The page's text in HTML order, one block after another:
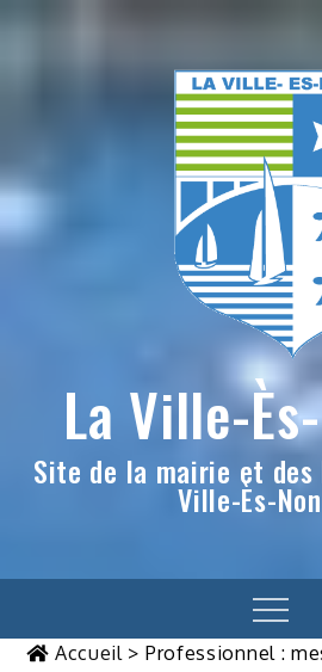
La Ville-
Site de la mairie et
Ville-Ès-
Menu
Accueil> Professionnel :